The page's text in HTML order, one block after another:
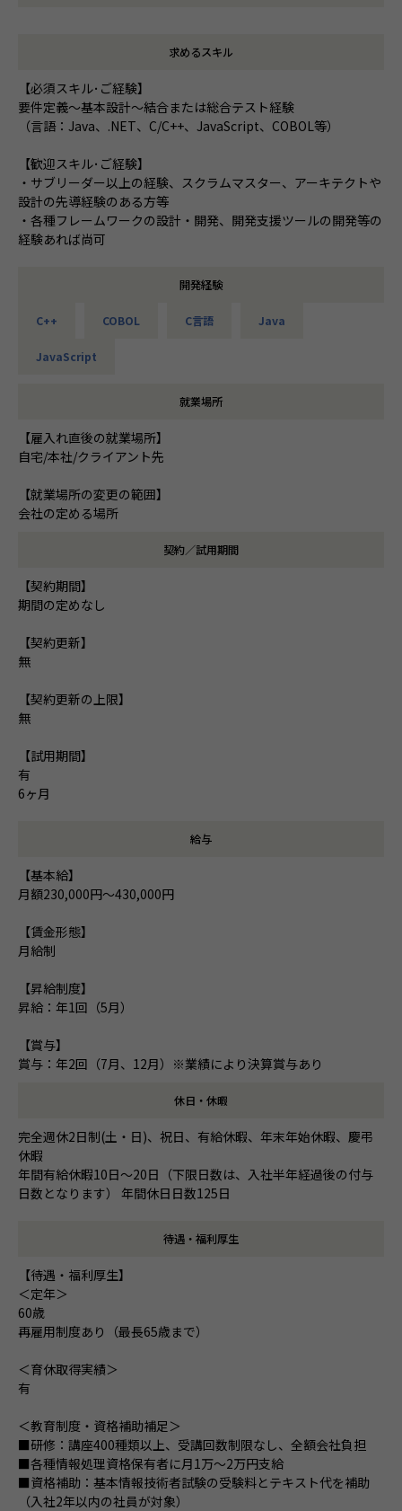
求めるスキル
【必須スキル･ご経験】
要件定義～基本設計～結合または総合テスト経験
（言語：Java、.NET、C/C++、JavaScript、COBOL等）
【歓迎スキル･ご経験】
・サブリーダー以上の経験、スクラムマスター、アーキテクトや
設計の先導経験のある方等
・各種フレームワークの設計・開発、開発支援ツールの開発等の
経験あれば尚可
開発経験
C++ COBOL C言語 Java
JavaScript
就業場所
【雇入れ直後の就業場所】
自宅/本社/クライアント先
【就業場所の変更の範囲】
会社の定める場所
契約／試用期間
【契約期間】
期間の定めなし
【契約更新】
無
【契約更新の上限】
無
【試用期間】
有
6ヶ月
給与
【基本給】
月額230,000円～430,000円
【賃金形態】
月給制
【昇給制度】
昇給：年1回（5月）
【賞与】
賞与：年2回（7月、12月）※業績により決算賞与あり
休日・休暇
完全週休2日制(土・日)、祝日、有給休暇、年末年始休暇、慶弔
休暇
年間有給休暇10日～20日（下限日数は、入社半年経過後の付与
日数となります） 年間休日日数125日
待遇・福利厚生
【待遇・福利厚生】
＜定年＞
60歳
再雇用制度あり（最長65歳まで）
＜育休取得実績＞
有
＜教育制度・資格補助補足＞
■研修：講座400種類以上、受講回数制限なし、全額会社負担
■各種情報処理資格保有者に月1万～2万円支給
■資格補助：基本情報技術者試験の受験料とテキスト代を補助
（入社2年以内の社員が対象）